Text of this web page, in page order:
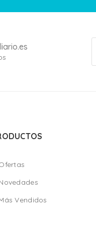
Vendidos